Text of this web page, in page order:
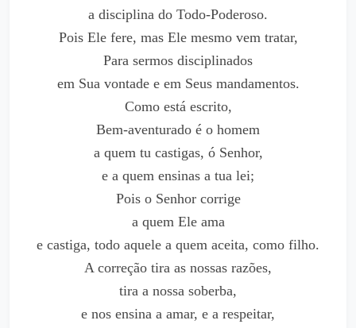
a disciplina do Todo-Poderoso.
Pois Ele fere, mas Ele mesmo vem tratar,
Para sermos disciplinados
em Sua vontade e em Seus mandamentos.
Como está escrito,
Bem-aventurado é o homem
a quem tu castigas, ó Senhor,
e a quem ensinas a tua lei;
Pois o Senhor corrige
a quem Ele ama
e castiga, todo aquele a quem aceita, como filho.
A correção tira as nossas razões,
tira a nossa soberba,
e nos ensina a amar, e a respeitar,